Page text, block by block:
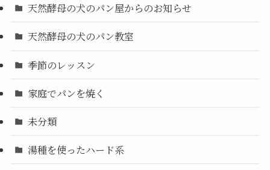
天然酵母の犬のパン屋からのお知らせ
天然酵母の犬のパン教室
季節のレッスン
家庭でパンを焼く
未分類
湯種を使ったハード系